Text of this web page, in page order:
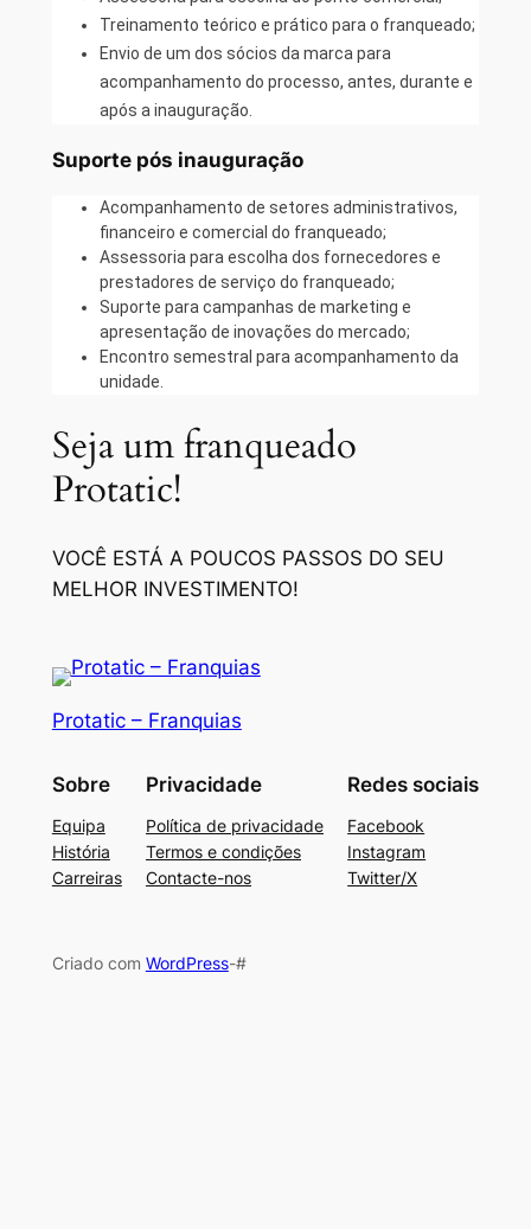
Treinamento teórico e prático para o franqueado;
Envio de um dos sócios da marca para
acompanhamento do processo, antes, durante e
após a inauguração.
Suporte pós inauguração
Acompanhamento de setores administrativos,
financeiro e comercial do franqueado;
Assessoria para escolha dos fornecedores e
prestadores de serviço do franqueado;
Suporte para campanhas de marketing e
apresentação de inovações do mercado;
Encontro semestral para acompanhamento da
unidade.
Seja um franqueado
Protatic!
VOCÊ ESTÁ A POUCOS PASSOS DO SEU
MELHOR INVESTIMENTO!
Protatic – Franquias
Sobre
Equipa
História
Carreiras
Privacidade
Política de privacidade
Termos e condições
Contacte-nos
Redes sociais
Facebook
Instagram
Twitter/X
Criado com WordPress-#